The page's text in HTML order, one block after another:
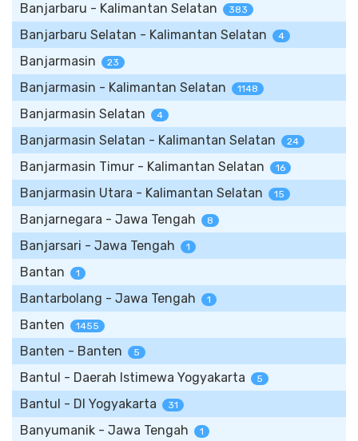
Banjarbaru - Kalimantan Selatan 383
Banjarbaru Selatan - Kalimantan Selatan 4
Banjarmasin 23
Banjarmasin - Kalimantan Selatan 1148
Banjarmasin Selatan 4
Banjarmasin Selatan - Kalimantan Selatan 24
Banjarmasin Timur - Kalimantan Selatan 16
Banjarmasin Utara - Kalimantan Selatan 15
Banjarnegara - Jawa Tengah 8
Banjarsari - Jawa Tengah 1
Bantan 1
Bantarbolang - Jawa Tengah 1
Banten 1455
Banten - Banten 5
Bantul - Daerah Istimewa Yogyakarta 5
Bantul - DI Yogyakarta 31
Banyumanik - Jawa Tengah 1